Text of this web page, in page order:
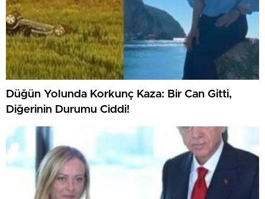
Düğün Yolunda Korkunç Kaza: Bir Can Gitti,
Diğerinin Durumu Ciddi!